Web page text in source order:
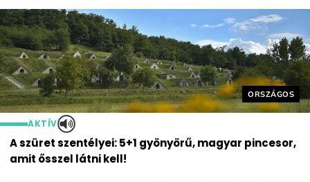
Helyszín
ORSZÁGOS
AKTÍV
A szüret szentélyei: 5+1 gyönyörű, magyar pincesor,
amit ősszel látni kell!